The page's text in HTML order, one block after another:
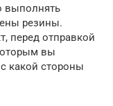
выполнять
резины.
перед отправкой
вы
какой стороны